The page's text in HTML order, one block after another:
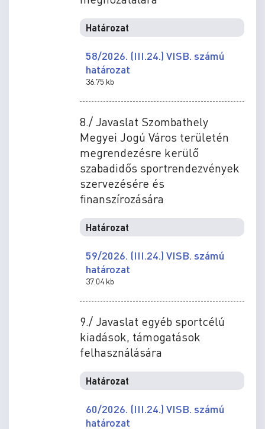
Határozat
58/2026. (III.24.) VISB. számú
határozat
36.75 kb
8./ Javaslat Szombathely
Megyei Jogú Város területén
megrendezésre kerülő
szabadidős sportrendezvények
szervezésére és
finanszírozására
Határozat
59/2026. (III.24.) VISB. számú
határozat
37.04 kb
9./ Javaslat egyéb sportcélú
kiadások, támogatások
felhasználására
Határozat
60/2026. (III.24.) VISB. számú
határozat